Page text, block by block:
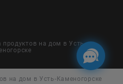
продуктов на дом в Усть-
на дом в Усть-Каменогорске